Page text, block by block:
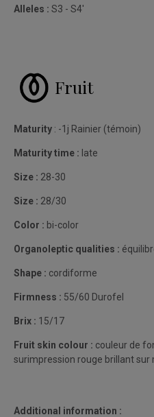
Alleles : S3 - S4'
Fruit
Maturity : -1j Rainier (témoin)
Maturity time : late
Size : 28-30
Size : 28/30
Color : bi-color
Organoleptic qualities :
Shape : cordiforme
Firmness : 55/60 Durofel
Brix : 15/17
Fruit skin colour : couleur de
surimpression rouge brillant
Additional information :